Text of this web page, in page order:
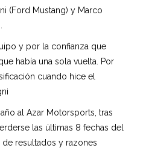
(Ford Mustang) y Marco
y por la confianza que
había una sola vuelta. Por
cuando hice el
al Azar Motorsports, tras
las últimas 8 fechas del
resultados y razones